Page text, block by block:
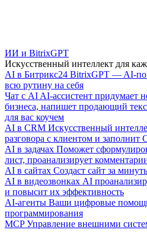
ИИ и BitrixGPT
Искусственный интеллект для
AI в Битрикс24 BitrixGPT — AI-
всю рутину на себя
Чат с AI AI-ассистент придумает
бизнеса, напишет продающий
для вас коучем
AI в CRM Искусственный
разговора с клиентом и заполнит
AI в задачах Поможет
лист, проанализирует
AI в сайтах Создаст сайт за
AI в видеозвонках AI
и повысит их эффективность
AI-агенты Ваши цифровые
программирования
MCP Управление внешними